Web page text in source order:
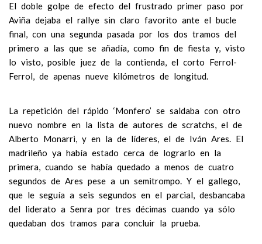
El doble golpe de efecto del frustrado primer paso por
Aviña dejaba el rallye sin claro favorito ante el bucle
final, con una segunda pasada por los dos tramos del
primero a las que se añadía, como fin de fiesta y, visto
lo visto, posible juez de la contienda, el corto Ferrol-
Ferrol, de apenas nueve kilómetros de longitud.
La repetición del rápido ‘Monfero’ se saldaba con otro
nuevo nombre en la lista de autores de scratchs, el de
Alberto Monarri, y en la de líderes, el de Iván Ares. El
madrileño ya había estado cerca de lograrlo en la
primera, cuando se había quedado a menos de cuatro
segundos de Ares pese a un semitrompo. Y el gallego,
que le seguía a seis segundos en el parcial, desbancaba
del liderato a Senra por tres décimas cuando ya sólo
quedaban dos tramos para concluir la prueba.